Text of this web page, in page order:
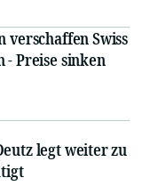
verschaffen Swiss
- Preise sinken
legt weiter zu